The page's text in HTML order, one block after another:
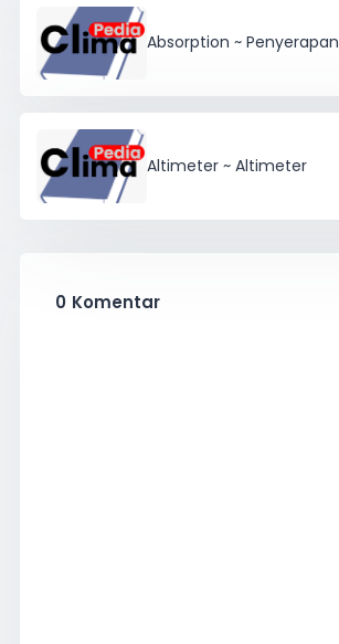
Absorption ~ Penyerapan
Altimeter ~ Altimeter
0 Komentar